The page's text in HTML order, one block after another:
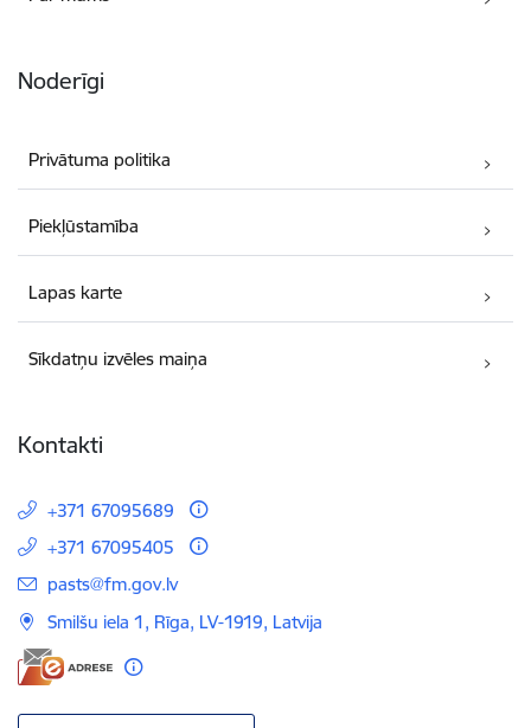
Noderīgi
Privātuma politika
Piekļūstamība
Lapas karte
Sīkdatņu izvēles maiņa
Kontakti
+371 67095689
+371 67095405
E-pasts:
pasts@fm.gov.lv
Smilšu iela 1, Rīga, LV-1919, Latvija